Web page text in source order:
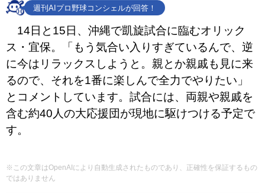
週刊AIプロ野球コンシェルが回答！
14日と15日、沖縄で凱旋試合に臨むオリック
ス・宜保。「もう気合い入りすぎているんで、逆
に今はリラックスしようと。親とか親戚も見に来
るので、それを1番に楽しんで全力でやりたい」
とコメントしています。試合には、両親や親戚を
含む約40人の大応援団が現地に駆けつける予定で
す。
※この文章はOpenAIにより自動生成されたものであり、正確性を保証するもの
ではありません